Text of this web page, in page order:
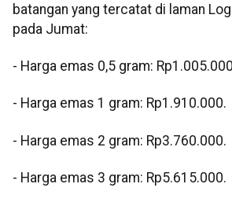
batangan yang tercatat di laman
pada Jumat:
- Harga emas 0,5 gram:
- Harga emas 1 gram: Rp1.910.000.
- Harga emas 2 gram: Rp3.760.000.
- Harga emas 3 gram: Rp5.615.000.